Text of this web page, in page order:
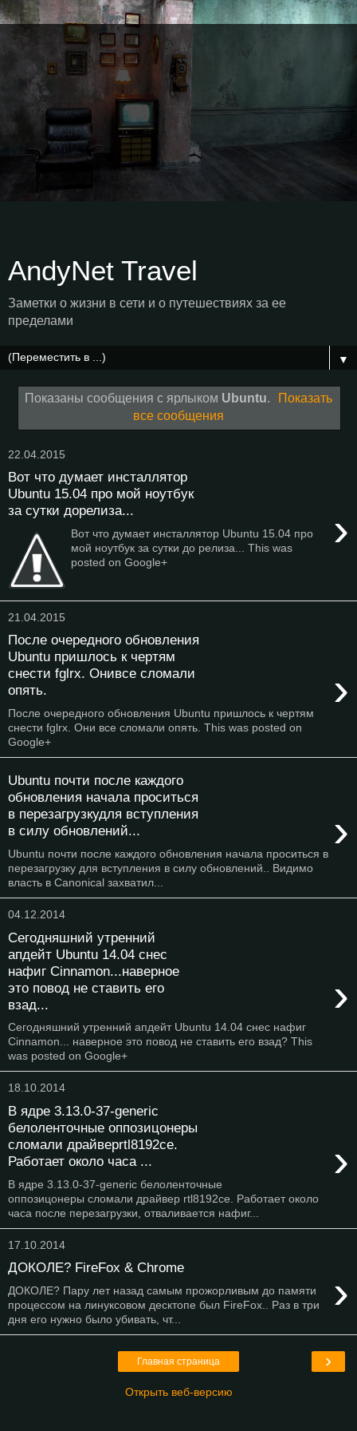
AndyNet Travel
Заметки о жизни в сети и о путешествиях за ее
пределами
▼
Показаны сообщения с ярлыком Ubuntu.
Показать
все сообщения
22.04.2015
Вот что думает инсталлятор
Ubuntu 15.04 про мой ноутбук
за сутки дорелиза...
›
Вот что думает инсталлятор Ubuntu 15.04 про
мой ноутбук за сутки до релиза... This was
posted on Google+
21.04.2015
После очередного обновления
Ubuntu пришлось к чертям
снести fglrx. Онивсе сломали
опять.
›
После очередного обновления Ubuntu пришлось к чертям
снести fglrx. Они все сломали опять. This was posted on
Google+
Ubuntu почти после каждого
обновления начала проситься
в перезагрузкудля вступления
в силу обновлений...
›
Ubuntu почти после каждого обновления начала проситься в
перезагрузку для вступления в силу обновлений.. Видимо
власть в Canonical захватил...
04.12.2014
Сегодняшний утренний
апдейт Ubuntu 14.04 снес
нафиг Cinnamon...наверное
это повод не ставить его
взад...
›
Сегодняшний утренний апдейт Ubuntu 14.04 снес нафиг
Cinnamon... наверное это повод не ставить его взад? This
was posted on Google+
18.10.2014
В ядре 3.13.0-37-generic
белоленточные оппозицонеры
сломали драйверrtl8192ce.
Работает около часа ...
›
В ядре 3.13.0-37-generic белоленточные
оппозицонеры сломали драйвер rtl8192ce. Работает около
часа после перезагрузки, отваливается нафиг...
17.10.2014
ДОКОЛЕ? FireFox & Chrome ›
ДОКОЛЕ? Пару лет назад самым прожорливым до памяти
процессом на линуксовом десктопе был FireFox.. Раз в три
дня его нужно было убивать, чт...
›
Главная страница
Открыть веб-версию